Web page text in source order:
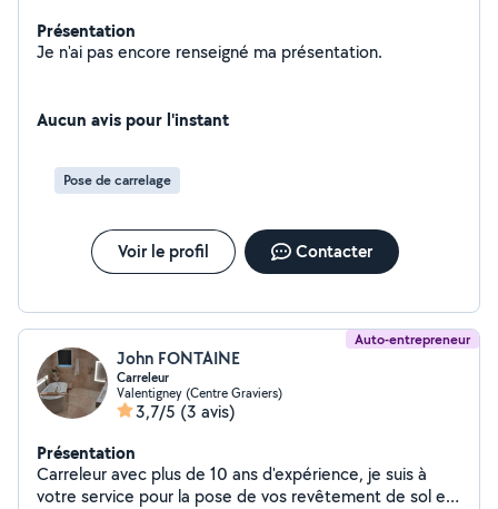
Présentation
Je n'ai pas encore renseigné ma présentation.
Aucun avis pour l'instant
Pose de carrelage
Voir le profil Contacter
Auto-entrepreneur
John FONTAINE
Carreleur
Valentigney (Centre Graviers)
3,7/5 (3 avis)
Présentation
Carreleur avec plus de 10 ans d'expérience, je suis à
votre service pour la pose de vos revêtement de sol et